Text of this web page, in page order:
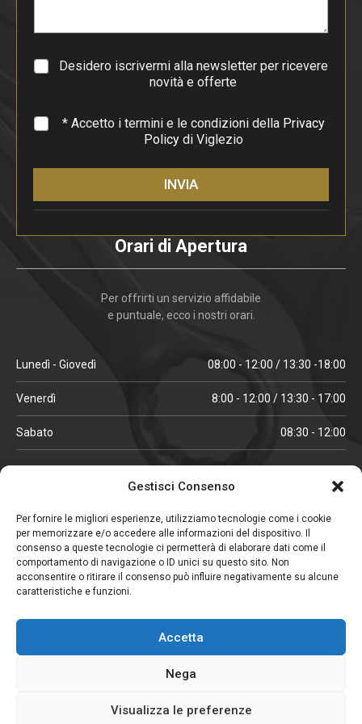
Gestisci Consenso
Per fornire le migliori esperienze, utilizziamo tecnologie come i cookie
per memorizzare e/o accedere alle informazioni del dispositivo. Il
consenso a queste tecnologie ci permetterà di elaborare dati come il
comportamento di navigazione o ID unici su questo sito. Non
acconsentire o ritirare il consenso può influire negativamente su alcune
caratteristiche e funzioni.
Accetta
Nega
Visualizza le preferenze
g
a
f
Desidero iscrivermi alla newsletter per ricevere
novità e offerte
* * Accetto i termini e le condizioni della Privacy
Policydi Viglezio
INVIA
Orari di Apertura
Per offrirti un servizio affidabile
e puntuale, ecco i nostri orari.
Lunedì - Giovedì 08:00 - 12:00 / 13:30 -18:00
Venerdì 8:00 - 12:00 / 13:30 - 17:00
Sabato 08:30 - 12:00
ORARI IN ALTA STAGIONE
Lunedì - Venerdì 08:00 - 12:00 / 13:30 -18:00
Sabato 08:00 - 12:00
CHIUSO IL SABATO
(gennaio, febbraio, agosto, settembre)
Copyright © 2026. Viglezio - Tutti i diritti riservati.